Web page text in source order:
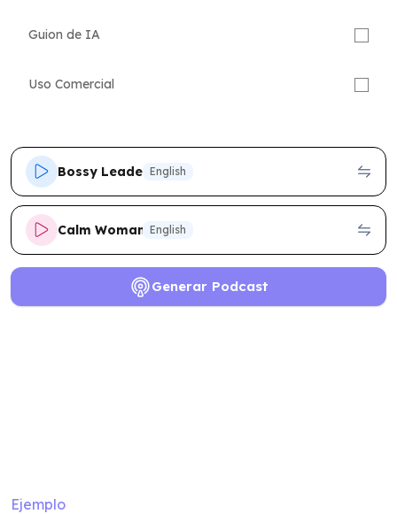
Guion de IA
Uso Comercial
Bossy Leader English
Calm Woman English
Generar Podcast
Ejemplo